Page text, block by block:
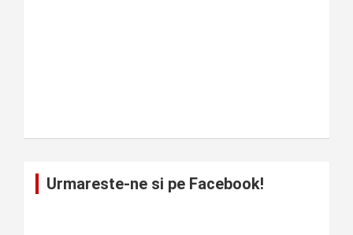
Urmareste-ne si pe Facebook!